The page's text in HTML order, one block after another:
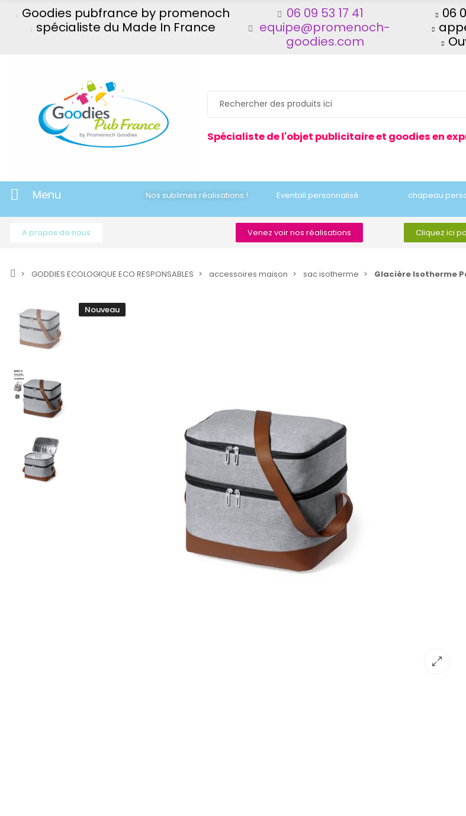
Goodies pubfrance by promenoch
spécialiste du Made In France
06 09 53 17 41
equipe@promenoch-
goodies.com
06
Spécialiste de l'objet publicitaire et goodies en
Menu Nos sublimes réalisations ! Eventail personnalisé chapeau
A propos de nous Venez voir nos réalisations Cliquez ici
GODDIES ECOLOGIQUE ECO RESPONSABLES accessoires maison sac isotherme Glacière Isotherme
Nouveau